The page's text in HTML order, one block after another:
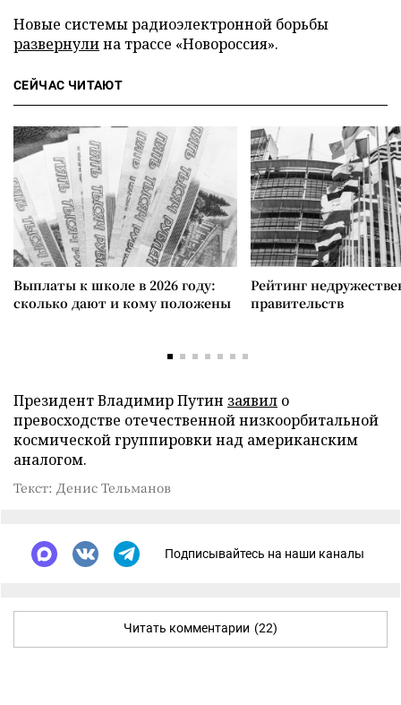
Новые системы радиоэлектронной борьбы
развернулина трассе «Новороссия».
СЕЙЧАС ЧИТАЮТ
Выплаты к школе в 2026 году:
сколько дают и кому положены
Рейтинг
правительств
Президент Владимир Путин заявил о
превосходстве отечественной низкоорбитальной
космической группировки над американским
аналогом.
Текст: Денис Тельманов
Подписывайтесь на наши каналы
Читать комментарии (22)